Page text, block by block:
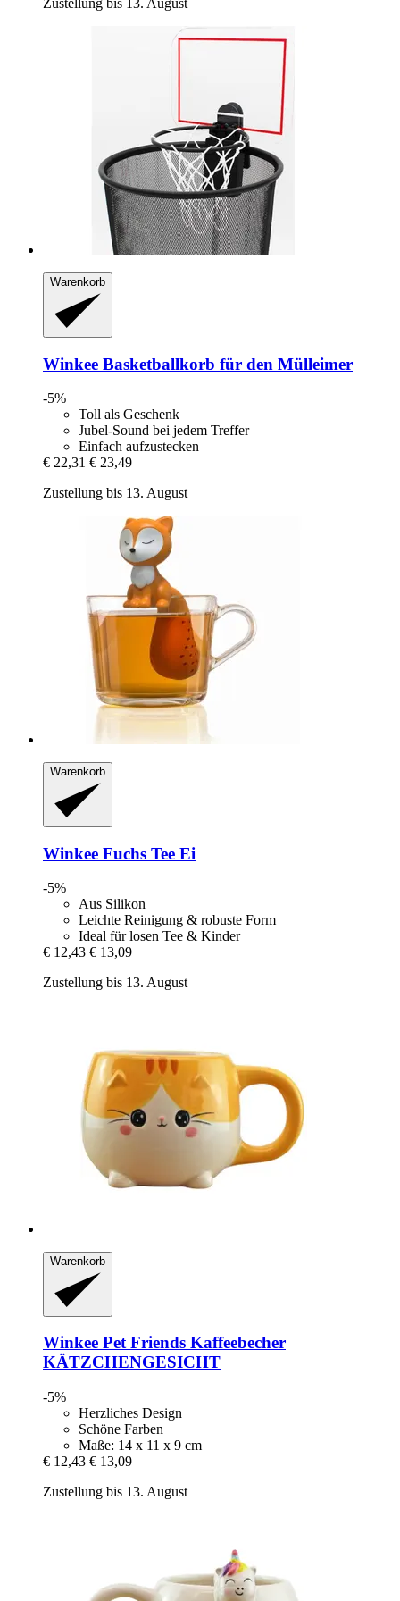
Zustellung bis 13. August
Warenkorb
Winkee Basketballkorb für den Mülleimer
-5%
Toll als Geschenk
Jubel-Sound bei jedem Treffer
Einfach aufzustecken
€ 22,31 € 23,49
Zustellung bis 13. August
Warenkorb
Winkee Fuchs Tee Ei
-5%
Aus Silikon
Leichte Reinigung & robuste Form
Ideal für losen Tee & Kinder
€ 12,43 € 13,09
Zustellung bis 13. August
Warenkorb
Winkee Pet Friends Kaffeebecher
KÄTZCHENGESICHT
-5%
Herzliches Design
Schöne Farben
Maße: 14 x 11 x 9 cm
€ 12,43 € 13,09
Zustellung bis 13. August